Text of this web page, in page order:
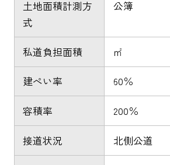
土地面積計測方
式
公簿
私道負担面積 ㎡
建ぺい率 60％
容積率 200％
接道状況 北側公道